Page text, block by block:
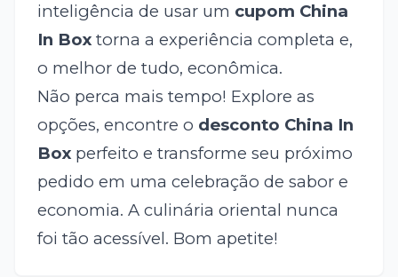
inteligência de usar um cupom China
In Boxtorna a experiência completa e,
o melhor de tudo, econômica.
Não perca mais tempo! Explore as
opções, encontre o desconto China In
Boxperfeito e transforme seu próximo
pedido em uma celebração de sabor e
economia. A culinária oriental nunca
foi tão acessível. Bom apetite!